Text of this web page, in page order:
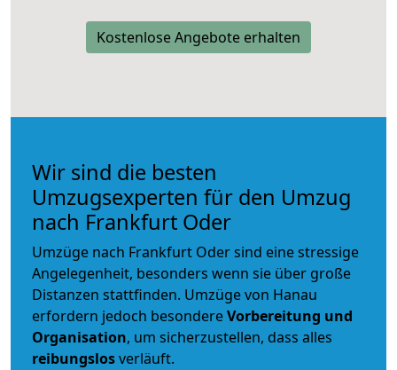
Kostenlose Angebote erhalten
Wir sind die besten
Umzugsexperten für den Umzug
nach Frankfurt Oder
Umzüge nach Frankfurt Oder sind eine stressige
Angelegenheit, besonders wenn sie über große
Distanzen stattfinden. Umzüge von Hanau
erfordern jedoch besondereVorbereitung und
Organisation, um sicherzustellen, dass alles
reibungslosverläuft.